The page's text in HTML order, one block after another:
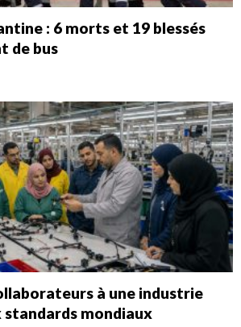
: 6 morts et 19 blessés
de bus
à une industrie
mondiaux